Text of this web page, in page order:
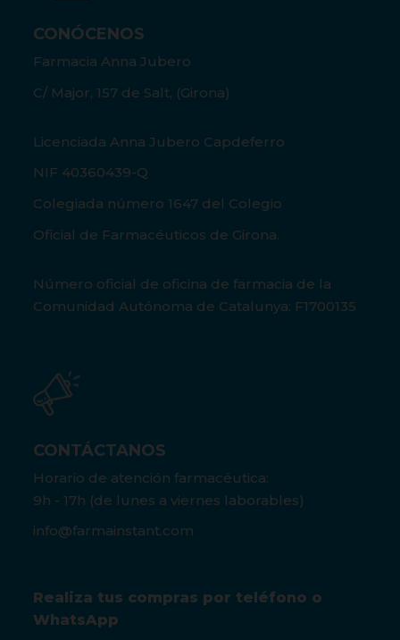
CONÓCENOS
Farmacia Anna Jubero
C/ Major, 157 de Salt, (Girona)
Licenciada Anna Jubero Capdeferro
NIF 40360439-Q
Colegiada número 1647 del Colegio
Oficial de Farmacéuticos de Girona.
Número oficial de oficina de farmacia de la
Comunidad Autónoma de Catalunya: F1700135
CONTÁCTANOS
Horario de atención farmacéutica:
9h - 17h (de lunes a viernes laborables)
info@farmainstant.com
Realiza tus compras por teléfono o
WhatsApp